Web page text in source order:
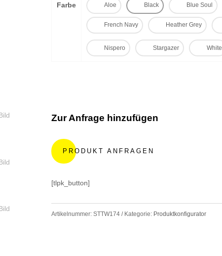
Farbe Aloe Black Blue Soul
French Navy Heather Grey
Nispero Stargazer White
Zur Anfrage hinzufügen
t
n
PRODUKT ANFRAGEN
[tlpk_button]
Artikelnummer: STTW174 Kategorie: Produktkonfigurator